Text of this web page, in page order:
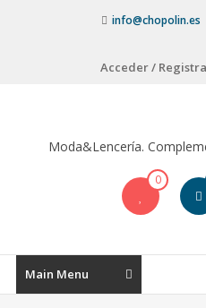
info@chopolin.es
Acceder /
Moda&Lencería.
0
Main Menu